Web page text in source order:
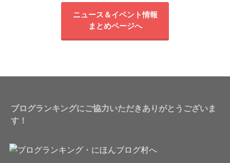
ニュース＆イベント情報
まとめページへ
ブログランキングにご協力いただきありがとうございま
す！